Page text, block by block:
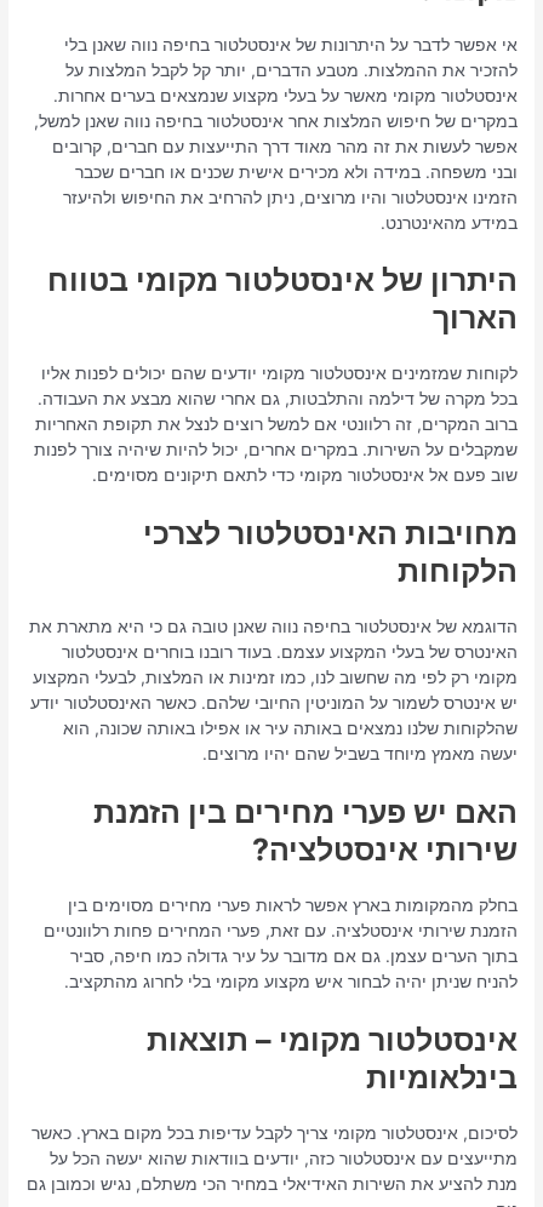
אי אפשר לדבר על היתרונות של אינסטלטור בחיפה נווה שאנן בלי
להזכיר את ההמלצות. מטבע הדברים, יותר קל לקבל המלצות על
אינסטלטור מקומי מאשר על בעלי מקצוע שנמצאים בערים אחרות.
במקרים של חיפוש המלצות אחר אינסטלטור בחיפה נווה שאנן למשל,
אפשר לעשות את זה מהר מאוד דרך התייעצות עם חברים, קרובים
ובני משפחה. במידה ולא מכירים אישית שכנים או חברים שכבר
הזמינו אינסטלטור והיו מרוצים, ניתן להרחיב את החיפוש ולהיעזר
במידע מהאינטרנט.
היתרון של אינסטלטור מקומי בטווח
הארוך
לקוחות שמזמינים אינסטלטור מקומי יודעים שהם יכולים לפנות אליו
בכל מקרה של דילמה והתלבטות, גם אחרי שהוא מבצע את העבודה.
ברוב המקרים, זה רלוונטי אם למשל רוצים לנצל את תקופת האחריות
שמקבלים על השירות. במקרים אחרים, יכול להיות שיהיה צורך לפנות
שוב פעם אל אינסטלטור מקומי כדי לתאם תיקונים מסוימים.
מחויבות האינסטלטור לצרכי
הלקוחות
הדוגמא של אינסטלטור בחיפה נווה שאנן טובה גם כי היא מתארת את
האינטרס של בעלי המקצוע עצמם. בעוד רובנו בוחרים אינסטלטור
מקומי רק לפי מה שחשוב לנו, כמו זמינות או המלצות, לבעלי המקצוע
יש אינטרס לשמור על המוניטין החיובי שלהם. כאשר האינסטלטור יודע
שהלקוחות שלנו נמצאים באותה עיר או אפילו באותה שכונה, הוא
יעשה מאמץ מיוחד בשביל שהם יהיו מרוצים.
האם יש פערי מחירים בין הזמנת
שירותי אינסטלציה?
בחלק מהמקומות בארץ אפשר לראות פערי מחירים מסוימים בין
הזמנת שירותי אינסטלציה. עם זאת, פערי המחירים פחות רלוונטיים
בתוך הערים עצמן. גם אם מדובר על עיר גדולה כמו חיפה, סביר
להניח שניתן יהיה לבחור איש מקצוע מקומי בלי לחרוג מהתקציב.
אינסטלטור מקומי – תוצאות
בינלאומיות
לסיכום, אינסטלטור מקומי צריך לקבל עדיפות בכל מקום בארץ. כאשר
מתייעצים עם אינסטלטור כזה, יודעים בוודאות שהוא יעשה הכל על
מנת להציע את השירות האידיאלי במחיר הכי משתלם, נגיש וכמובן גם